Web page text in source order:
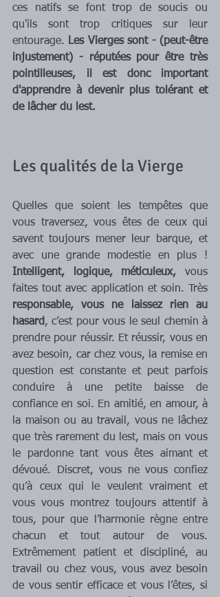
ces natifs se font trop de soucis ou
qu'ils sont trop critiques sur leur
entourage. Les Vierges sont - (peut-être
injustement) - réputées pour être très
pointilleuses, il est donc important
d'apprendre à devenir plus tolérant et
de lâcher du lest.
Les qualités de la Vierge
Quelles que soient les tempêtes que
vous traversez, vous êtes de ceux qui
savent toujours mener leur barque, et
Intelligent, logique, méticuleux, vous
faites tout avec application et soin. Très
responsable, vous ne laissez rien au
hasard, c’est pour vous le seul chemin à
prendre pour réussir. Et réussir, vous en
avez besoin, car chez vous, la remise en
question est constante et peut parfois
conduire à une petite baisse de
confiance en soi. En amitié, en amour, à
la maison ou au travail, vous ne lâchez
que très rarement du lest, mais on vous
le pardonne tant vous êtes aimant et
dévoué. Discret, vous ne vous confiez
qu’à ceux qui le veulent vraiment et
vous vous montrez toujours attentif à
tous, pour que l’harmonie règne entre
chacun et tout autour de vous.
Extrêmement patient et discipliné, au
travail ou chez vous, vous avez besoin
de vous sentir efficace et vous l’êtes, si